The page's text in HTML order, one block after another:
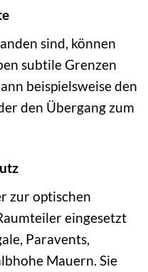
sind, können
subtile Grenzen
beispielsweise den
den Übergang zum
zur optischen
eingesetzt
Paravents,
Mauern. Sie